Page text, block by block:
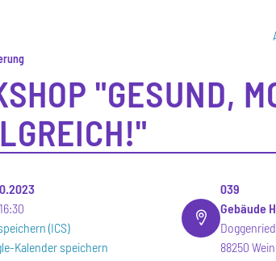
"GESUND,
16:30
(ICS)
Kalender speichern
039
Gebäude
88250